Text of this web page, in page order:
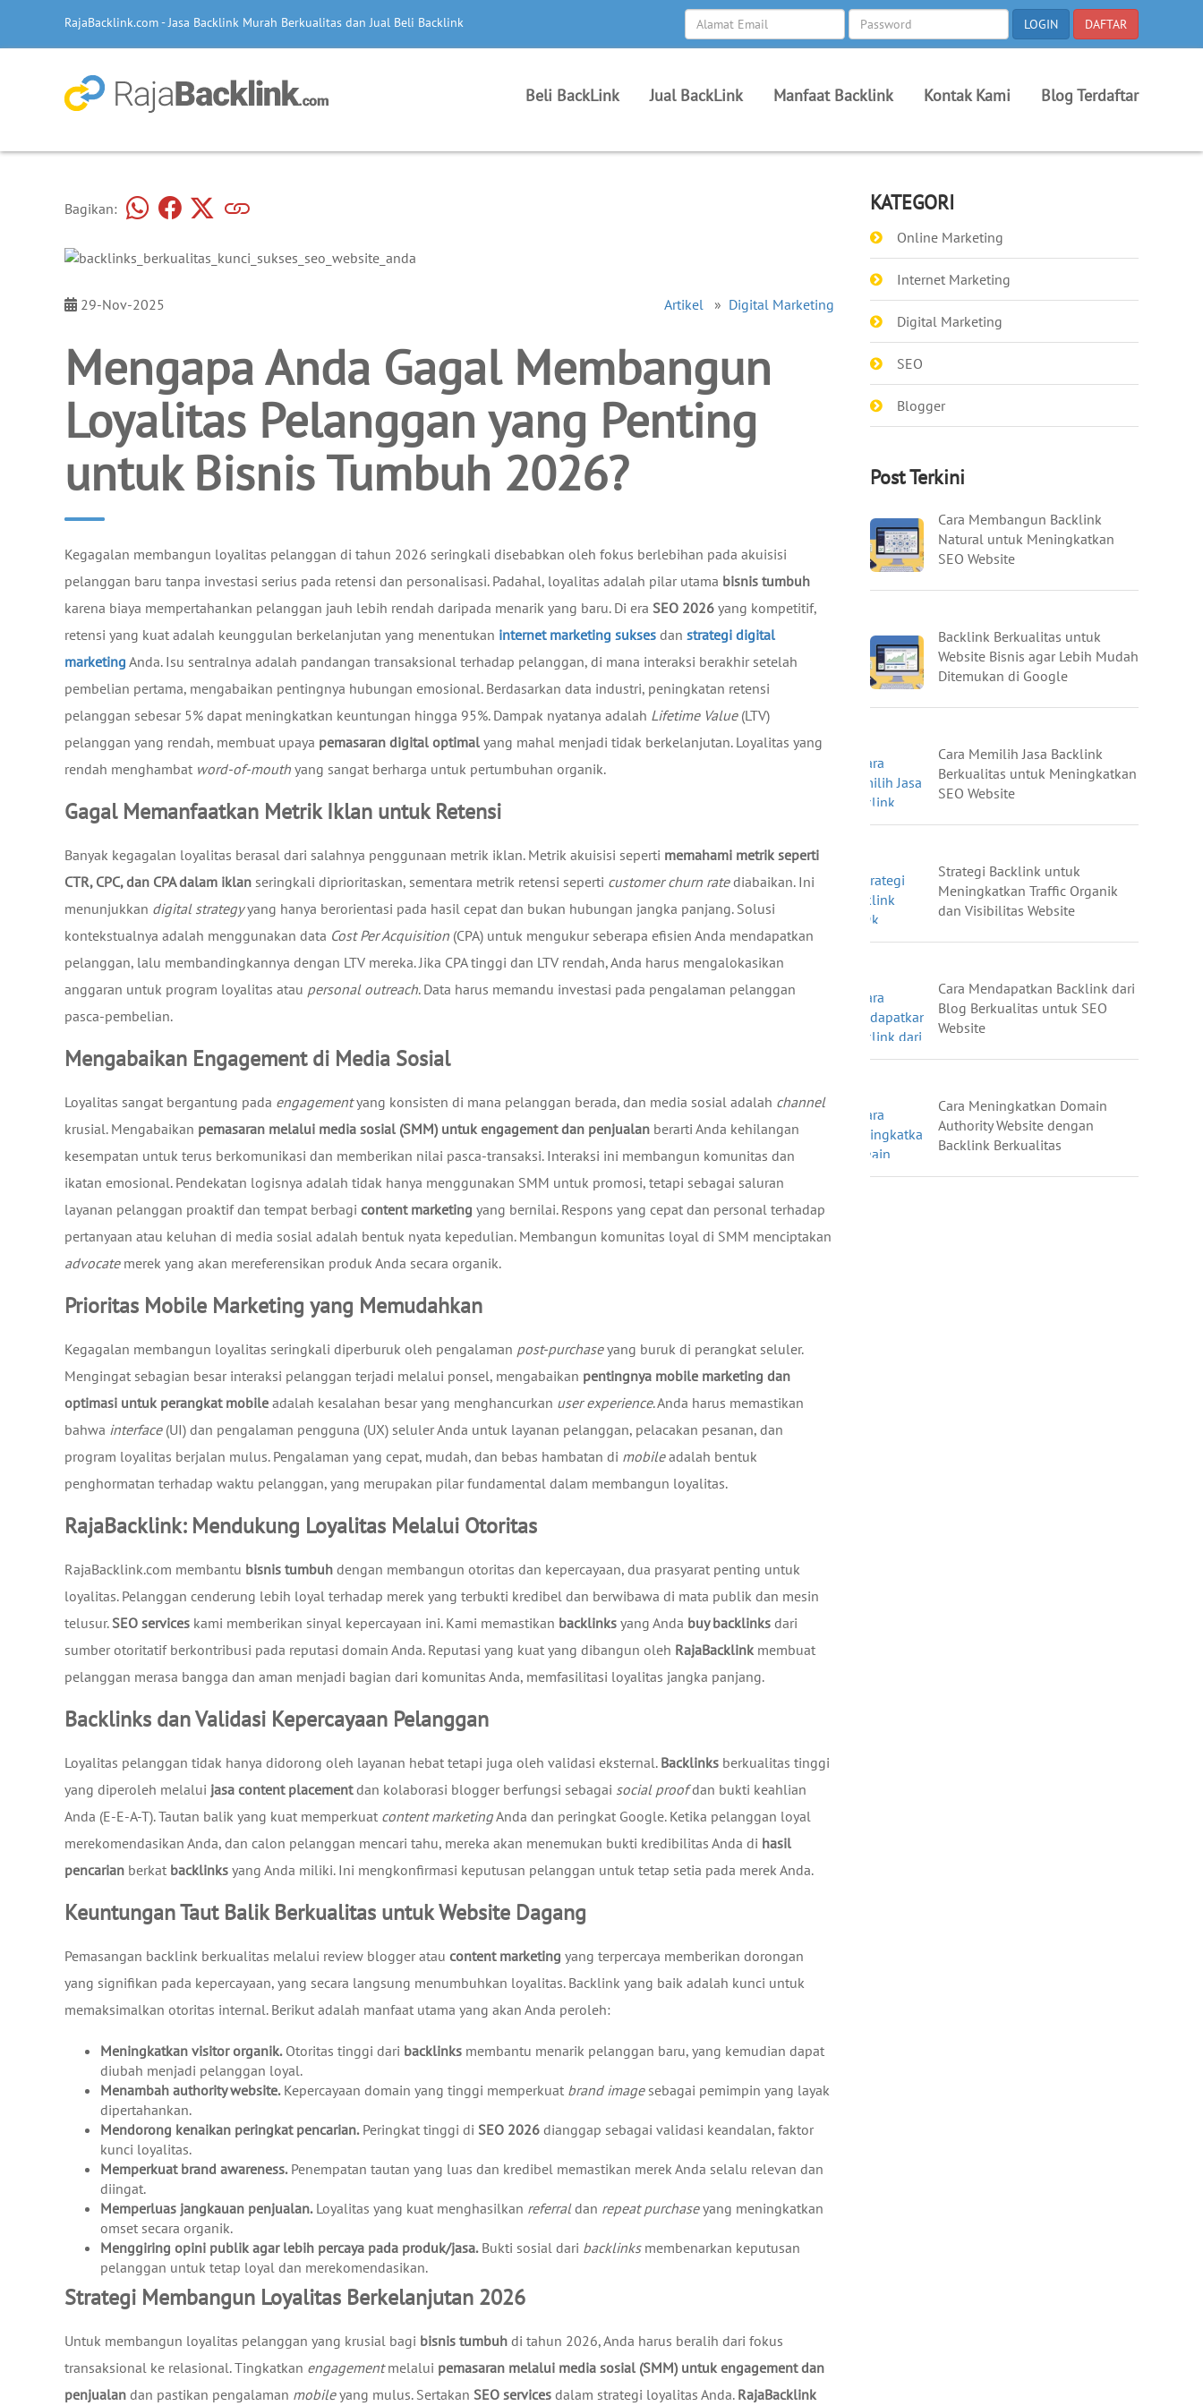
RajaBacklink.com - Jasa Backlink Murah Berkualitas dan Jual Beli Backlink
Beli BackLink Jual BackLink Manfaat Backlink Kontak Kami Blog Terdaftar
Bagikan:
29-Nov-2025 Artikel » Digital Marketing
Mengapa Anda Gagal Membangun
Loyalitas Pelanggan yang Penting
untuk Bisnis Tumbuh 2026?
Kegagalan membangun loyalitas pelanggan di tahun 2026 seringkali disebabkan oleh fokus berlebihan pada akuisisi
pelanggan baru tanpa investasi serius pada retensi dan personalisasi. Padahal, loyalitas adalah pilar utama bisnis tumbuh
karena biaya mempertahankan pelanggan jauh lebih rendah daripada menarik yang baru. Di era SEO 2026 yang kompetitif,
retensi yang kuat adalah keunggulan berkelanjutan yang menentukan internet marketing sukses dan strategi digital
marketing Anda. Isu sentralnya adalah pandangan transaksional terhadap pelanggan, di mana interaksi berakhir setelah
pembelian pertama, mengabaikan pentingnya hubungan emosional. Berdasarkan data industri, peningkatan retensi
pelanggan sebesar 5% dapat meningkatkan keuntungan hingga 95%. Dampak nyatanya adalah Lifetime Value(LTV)
pelanggan yang rendah, membuat upaya pemasaran digital optimal yang mahal menjadi tidak berkelanjutan. Loyalitas yang
rendah menghambat word-of-mouth yang sangat berharga untuk pertumbuhan organik.
Gagal Memanfaatkan Metrik Iklan untuk Retensi
Banyak kegagalan loyalitas berasal dari salahnya penggunaan metrik iklan. Metrik akuisisi seperti memahami metrik seperti
CTR, CPC, dan CPA dalam iklan seringkali diprioritaskan, sementara metrik retensi seperti customer churn ratediabaikan. Ini
menunjukkan digital strategyyang hanya berorientasi pada hasil cepat dan bukan hubungan jangka panjang. Solusi
kontekstualnya adalah menggunakan data Cost Per Acquisition (CPA) untuk mengukur seberapa efisien Anda mendapatkan
pelanggan, lalu membandingkannya dengan LTV mereka. Jika CPA tinggi dan LTV rendah, Anda harus mengalokasikan
anggaran untuk program loyalitas atau personal outreach. Data harus memandu investasi pada pengalaman pelanggan
pasca-pembelian.
Mengabaikan Engagement di Media Sosial
Loyalitas sangat bergantung pada engagementyang konsisten di mana pelanggan berada, dan media sosial adalah channel
krusial. Mengabaikan pemasaran melalui media sosial (SMM) untuk engagement dan penjualan berarti Anda kehilangan
kesempatan untuk terus berkomunikasi dan memberikan nilai pasca-transaksi. Interaksi ini membangun komunitas dan
ikatan emosional. Pendekatan logisnya adalah tidak hanya menggunakan SMM untuk promosi, tetapi sebagai saluran
layanan pelanggan proaktif dan tempat berbagi content marketing yang bernilai. Respons yang cepat dan personal terhadap
pertanyaan atau keluhan di media sosial adalah bentuk nyata kepedulian. Membangun komunitas loyal di SMM menciptakan
advocatemerek yang akan mereferensikan produk Anda secara organik.
Prioritas Mobile Marketing yang Memudahkan
Kegagalan membangun loyalitas seringkali diperburuk oleh pengalaman post-purchaseyang buruk di perangkat seluler.
Mengingat sebagian besar interaksi pelanggan terjadi melalui ponsel, mengabaikan pentingnya mobile marketing dan
optimasi untuk perangkat mobile adalah kesalahan besar yang menghancurkan user experience. Anda harus memastikan
bahwa interface(UI) dan pengalaman pengguna (UX) seluler Anda untuk layanan pelanggan, pelacakan pesanan, dan
program loyalitas berjalan mulus. Pengalaman yang cepat, mudah, dan bebas hambatan di mobileadalah bentuk
penghormatan terhadap waktu pelanggan, yang merupakan pilar fundamental dalam membangun loyalitas.
RajaBacklink: Mendukung Loyalitas Melalui Otoritas
RajaBacklink.com membantu bisnis tumbuh dengan membangun otoritas dan kepercayaan, dua prasyarat penting untuk
loyalitas. Pelanggan cenderung lebih loyal terhadap merek yang terbukti kredibel dan berwibawa di mata publik dan mesin
telusur.SEO services kami memberikan sinyal kepercayaan ini. Kami memastikan backlinks yang Anda buy backlinks dari
sumber otoritatif berkontribusi pada reputasi domain Anda. Reputasi yang kuat yang dibangun oleh RajaBacklinkmembuat
pelanggan merasa bangga dan aman menjadi bagian dari komunitas Anda, memfasilitasi loyalitas jangka panjang.
Backlinks dan Validasi Kepercayaan Pelanggan
Loyalitas pelanggan tidak hanya didorong oleh layanan hebat tetapi juga oleh validasi eksternal. Backlinks berkualitas tinggi
yang diperoleh melalui jasa content placementdan kolaborasi blogger berfungsi sebagai social proofdan bukti keahlian
Anda (E-E-A-T). Tautan balik yang kuat memperkuat content marketingAnda dan peringkat Google. Ketika pelanggan loyal
merekomendasikan Anda, dan calon pelanggan mencari tahu, mereka akan menemukan bukti kredibilitas Anda di hasil
pencarian berkat backlinks yang Anda miliki. Ini mengkonfirmasi keputusan pelanggan untuk tetap setia pada merek Anda.
Keuntungan Taut Balik Berkualitas untuk Website Dagang
Pemasangan backlink berkualitas melalui review blogger atau content marketing yang terpercaya memberikan dorongan
yang signifikan pada kepercayaan, yang secara langsung menumbuhkan loyalitas. Backlink yang baik adalah kunci untuk
memaksimalkan otoritas internal. Berikut adalah manfaat utama yang akan Anda peroleh:
Meningkatkan visitor organik.Otoritas tinggi dari backlinks membantu menarik pelanggan baru, yang kemudian dapat
diubah menjadi pelanggan loyal.
Menambah authority website.Kepercayaan domain yang tinggi memperkuat brand imagesebagai pemimpin yang layak
dipertahankan.
Mendorong kenaikan peringkat pencarian.Peringkat tinggi di SEO 2026 dianggap sebagai validasi keandalan, faktor
kunci loyalitas.
Memperkuat brand awareness.Penempatan tautan yang luas dan kredibel memastikan merek Anda selalu relevan dan
diingat.
Memperluas jangkauan penjualan.Loyalitas yang kuat menghasilkan referraldan repeat purchaseyang meningkatkan
omset secara organik.
Menggiring opini publik agar lebih percaya pada produk/jasa.Bukti sosial dari backlinksmembenarkan keputusan
pelanggan untuk tetap loyal dan merekomendasikan.
Strategi Membangun Loyalitas Berkelanjutan 2026
Untuk membangun loyalitas pelanggan yang krusial bagi bisnis tumbuh di tahun 2026, Anda harus beralih dari fokus
transaksional ke relasional. Tingkatkan engagementmelalui pemasaran melalui media sosial (SMM) untuk engagement dan
penjualan dan pastikan pengalaman mobileyang mulus. Sertakan SEO services dalam strategi loyalitas Anda. RajaBacklink
KATEGORI
Online Marketing
Internet Marketing
Digital Marketing
SEO
Blogger
Post Terkini
Cara Membangun Backlink
Natural untuk Meningkatkan
SEO Website
Backlink Berkualitas untuk
Website Bisnis agar Lebih Mudah
Ditemukan di Google
Cara Memilih Jasa Backlink
Berkualitas untuk Meningkatkan
SEO Website
Strategi Backlink untuk
Meningkatkan Traffic Organik
dan Visibilitas Website
Cara Mendapatkan Backlink dari
Blog Berkualitas untuk SEO
Website
Cara Meningkatkan Domain
Authority Website dengan
Backlink Berkualitas